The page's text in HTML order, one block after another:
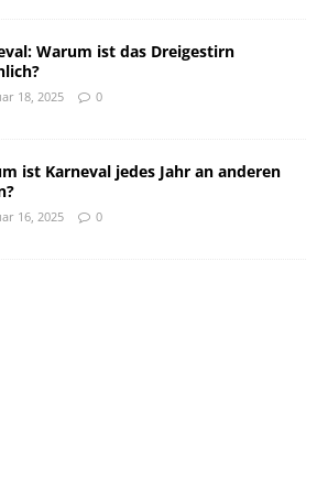
Warum ist das Dreigestirn
18, 2025 0
ist Karneval jedes Jahr an anderen
16, 2025 0